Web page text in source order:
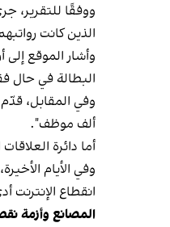
ووفقًا للتقرير،
الذين كانت رواتبهم تتجاوز 100
وأشار الموقع
البطالة في حال
ألف موظف".
أما دائرة
وفي الأيام
انقطاع الإنترنت
المصانع وأزمة